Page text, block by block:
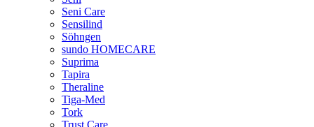
Seni Care
Sensilind
Söhngen
sundo HOMECARE
Suprima
Tapira
Theraline
Tiga-Med
Tork
Trust Care